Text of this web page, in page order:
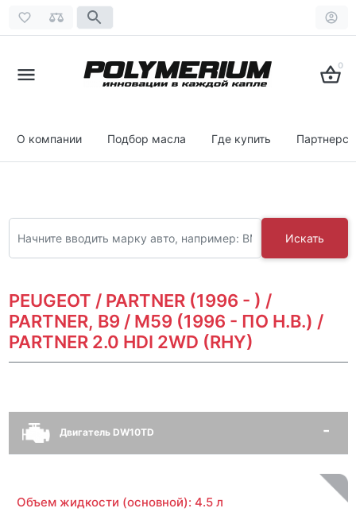
0
О компании Подбор масла Где купить
Искать
PEUGEOT / PARTNER (1996 - ) /
PARTNER, B9 / M59 (1996 - ПО Н.В.) /
PARTNER 2.0 HDI 2WD (RHY)
Двигатель DW10TD
Объем жидкости (основной): 4.5 л